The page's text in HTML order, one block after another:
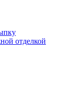
отделкой